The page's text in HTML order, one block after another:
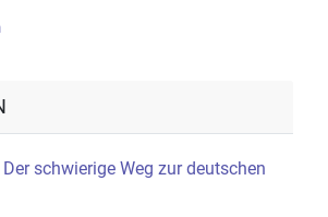
schwierige Weg zur deutschen